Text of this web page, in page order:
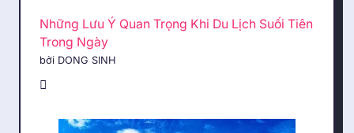
Những Lưu Ý Quan Trọng Khi Du Lịch Suối Tiên
Trong Ngày
bởi DONG SINH